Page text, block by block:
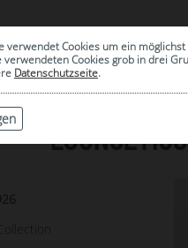
verwendet Cookies um ein
verwendeten Cookies grob in drei
Datenschutzseite.
0
| ARCHIV